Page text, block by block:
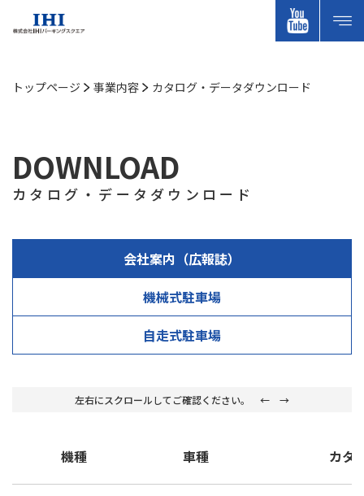
トップページ 事業内容 カタログ・データダウンロード
DOWNLOAD
カタログ・データダウンロード
会社案内（広報誌）
機械式駐⾞場
⾃⾛式駐⾞場
左右にスクロールしてご確認ください。 ← →
機種 ⾞種 カタ